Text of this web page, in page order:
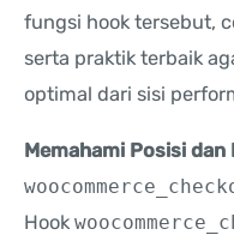
fungsi hook tersebut,
serta praktik terbaik
optimal dari sisi
Memahami Posisi dan
Hook